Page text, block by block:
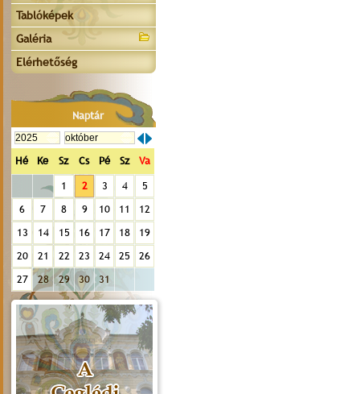
Tablóképek
Galéria
Elérhetőség
Naptár
Hé Ke Sz Cs Pé Sz Va
1 2 3 4
5
6
7 8 9 10 11
12
13
14 15 16 17 18
19
20
21 22 23 24 25
26
27
28 29 30 31